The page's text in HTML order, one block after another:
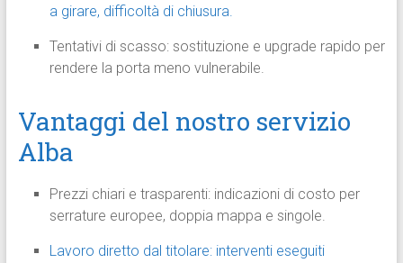
a girare, difficoltà di chiusura.
Tentativi di scasso: sostituzione e upgrade rapido per
rendere la porta meno vulnerabile.
Vantaggi del nostro servizio
Alba
Prezzi chiari e trasparenti: indicazioni di costo per
serrature europee, doppia mappa e singole.
Lavoro diretto dal titolare: interventi eseguiti